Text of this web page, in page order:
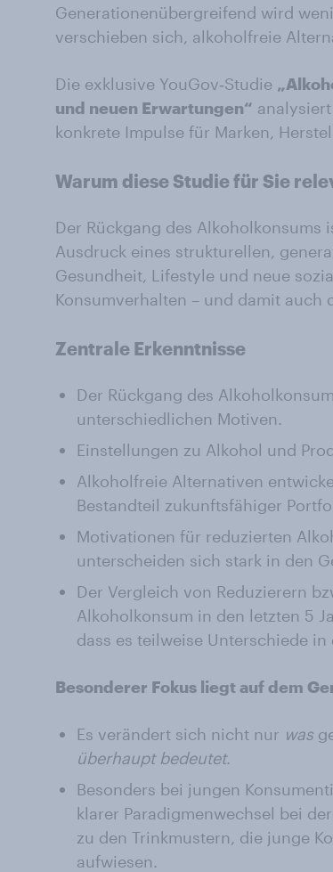
Generationenübergreifend wird
verschieben sich, alkoholfreie
Die exklusive YouGov‑Studie
und neuen Erwartungen“
konkrete Impulse für Marken,
Warum diese Studie für Sie
Der Rückgang des
Ausdruck eines strukturellen,
Gesundheit, Lifestyle und neue
Konsumverhalten – und damit auch
Zentrale Erkenntnisse
Der Rückgang des
unterschiedlichen Motiven.
Einstellungen zu Alkohol und
Alkoholfreie Alternativen
Bestandteil zukunftsfähiger
Motivationen für reduzierten
unterscheiden sich stark in den
Der Vergleich von Reduzierern
Alkoholkonsum in den letzten 5
dass es teilweise Unterschiede
Besonderer Fokus liegt auf dem
Es verändert sich nicht nur was
überhaupt bedeutet.
Besonders bei jungen
klarer Paradigmenwechsel bei
zu den Trinkmustern, die junge
aufwiesen.